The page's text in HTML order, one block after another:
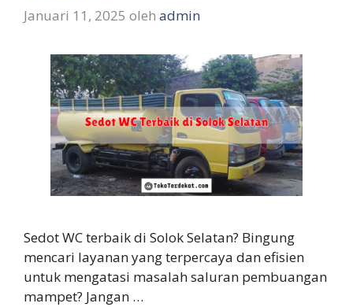
Januari 11, 2025 oleh admin
Sedot WC terbaik di Solok Selatan? Bingung
mencari layanan yang terpercaya dan efisien
untuk mengatasi masalah saluran pembuangan
mampet? Jangan …